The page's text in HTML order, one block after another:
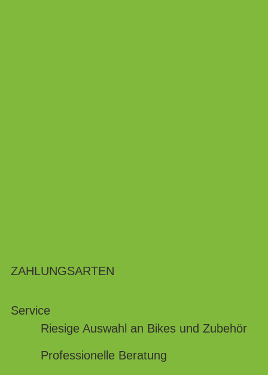
ZAHLUNGSARTEN
Service
Riesige Auswahl an Bikes und Zubehör
Professionelle Beratung